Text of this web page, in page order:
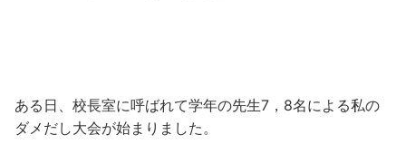
ある日、校長室に呼ばれて学年の先生7，8名による私の
ダメだし大会が始まりました。